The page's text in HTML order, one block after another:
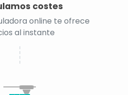
costes
online te ofrece
al instante